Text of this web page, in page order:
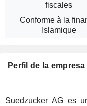
fiscales
Conforme à la
Islamique
Perfil de la empresa
Suedzucker AG es